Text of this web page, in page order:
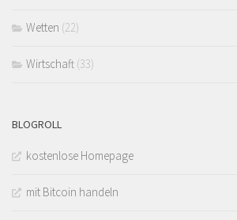
Wetten (22)
Wirtschaft (33)
BLOGROLL
kostenlose Homepage
mit Bitcoin handeln